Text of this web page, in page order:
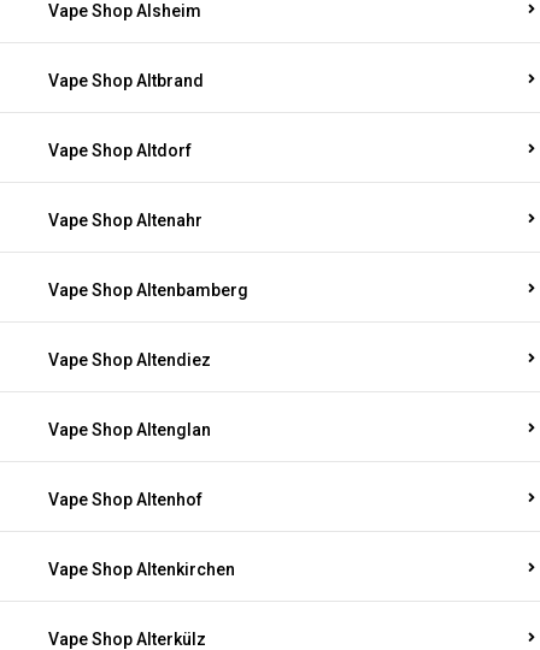
Vape Shop Alsheim
Vape Shop Altbrand
Vape Shop Altdorf
Vape Shop Altenahr
Vape Shop Altenbamberg
Vape Shop Altendiez
Vape Shop Altenglan
Vape Shop Altenhof
Vape Shop Altenkirchen
Vape Shop Alterkülz